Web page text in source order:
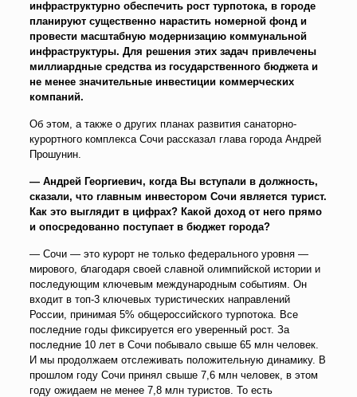
инфраструктурно обеспечить рост турпотока, в городе
планируют существенно нарастить номерной фонд и
провести масштабную модернизацию коммунальной
инфраструктуры. Для решения этих задач привлечены
миллиардные средства из государственного бюджета и
не менее значительные инвестиции коммерческих
компаний.
Об этом, а также о других планах развития санаторно-
курортного комплекса Сочи рассказал глава города Андрей
Прошунин.
— Андрей Георгиевич, когда Вы вступали в должность,
сказали, что главным инвестором Сочи является турист.
Как это выглядит в цифрах? Какой доход от него прямо
и опосредованно поступает в бюджет города?
— Сочи — это курорт не только федерального уровня —
мирового, благодаря своей славной олимпийской истории и
последующим ключевым международным событиям. Он
входит в топ-3 ключевых туристических направлений
России, принимая 5% общероссийского турпотока. Все
последние годы фиксируется его уверенный рост. За
последние 10 лет в Сочи побывало свыше 65 млн человек.
И мы продолжаем отслеживать положительную динамику. В
прошлом году Сочи принял свыше 7,6 млн человек, в этом
году ожидаем не менее 7,8 млн туристов. То есть